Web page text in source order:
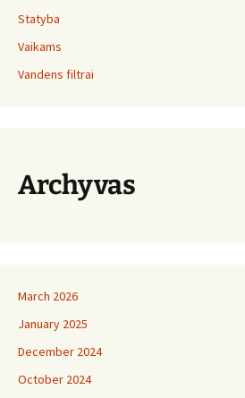
Statyba
Vaikams
Vandens filtrai
Archyvas
March 2026
January 2025
December 2024
October 2024